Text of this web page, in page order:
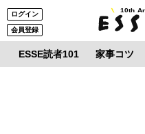
ログイン
会員登録
10th
ESSE読者101 家事コツ